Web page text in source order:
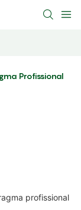
Profissional